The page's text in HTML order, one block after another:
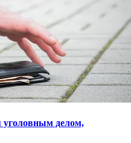
уголовным делом,